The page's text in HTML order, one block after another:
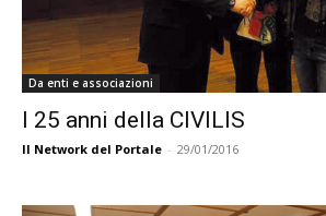
Da enti e associazioni
I 25 anni della CIVILIS
Il Network del Portale - 29/01/2016